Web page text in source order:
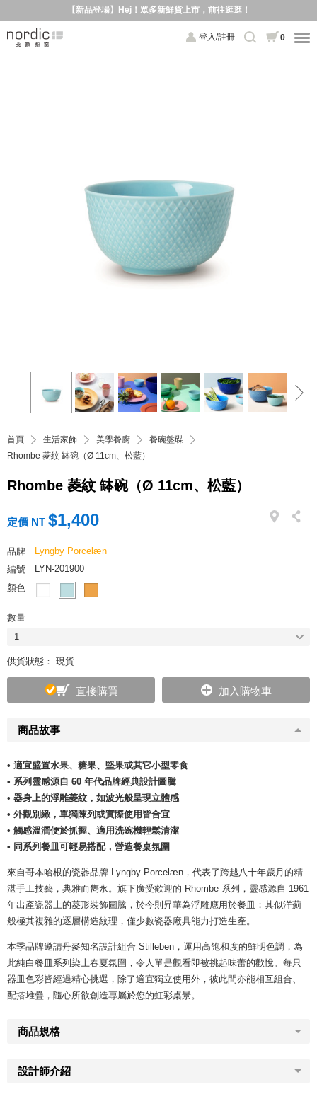
【新品登場】Hej！眾多新鮮貨上市，前往逛逛！
登入/註冊 0
首頁 生活家飾 美學餐廚
餐碗盤碟
Rhombe 菱紋 缽碗（Ø 11cm、松藍）
Rhombe 菱紋 缽碗（Ø 11cm、松藍）
商品故事
• 適宜盛置水果、糖果、堅果或其它小型零食
• 系列靈感源自 60 年代品牌經典設計圖騰
• 器身上的浮雕菱紋，如波光般呈現立體感
• 外觀別緻，單獨陳列或實際使用皆合宜
• 觸感溫潤便於抓握、適用洗碗機輕鬆清潔
• 同系列餐皿可輕易搭配，營造餐桌氛圍
來自哥本哈根的瓷器品牌 Lyngby Porcelæn，代表了跨越八十年歲月的精
湛手工技藝，典雅而雋永。旗下廣受歡迎的 Rhombe 系列，靈感源自 1961
年出產瓷器上的菱形裝飾圖騰，於今則昇華為浮雕應用於餐皿；其似洋薊
般極其複雜的逐層構造紋理，僅少數瓷器廠具能力打造生產。
本季品牌邀請丹麥知名設計組合 Stilleben，運用高飽和度的鮮明色調，為
此純白餐皿系列染上春夏氛圍，令人單是觀看即被挑起味蕾的歡悅。每只
器皿色彩皆經過精心挑選，除了適宜獨立使用外，彼此間亦能相互組合、
配搭堆疊，隨心所欲創造專屬於您的虹彩桌景。
商品規格
設計師介紹
定價 NT $1,400
品牌
Lyngby Porcelæn
編號
LYN-201900
顏色
數量
1
供貨狀態： 現貨
直接購買 加入購物車